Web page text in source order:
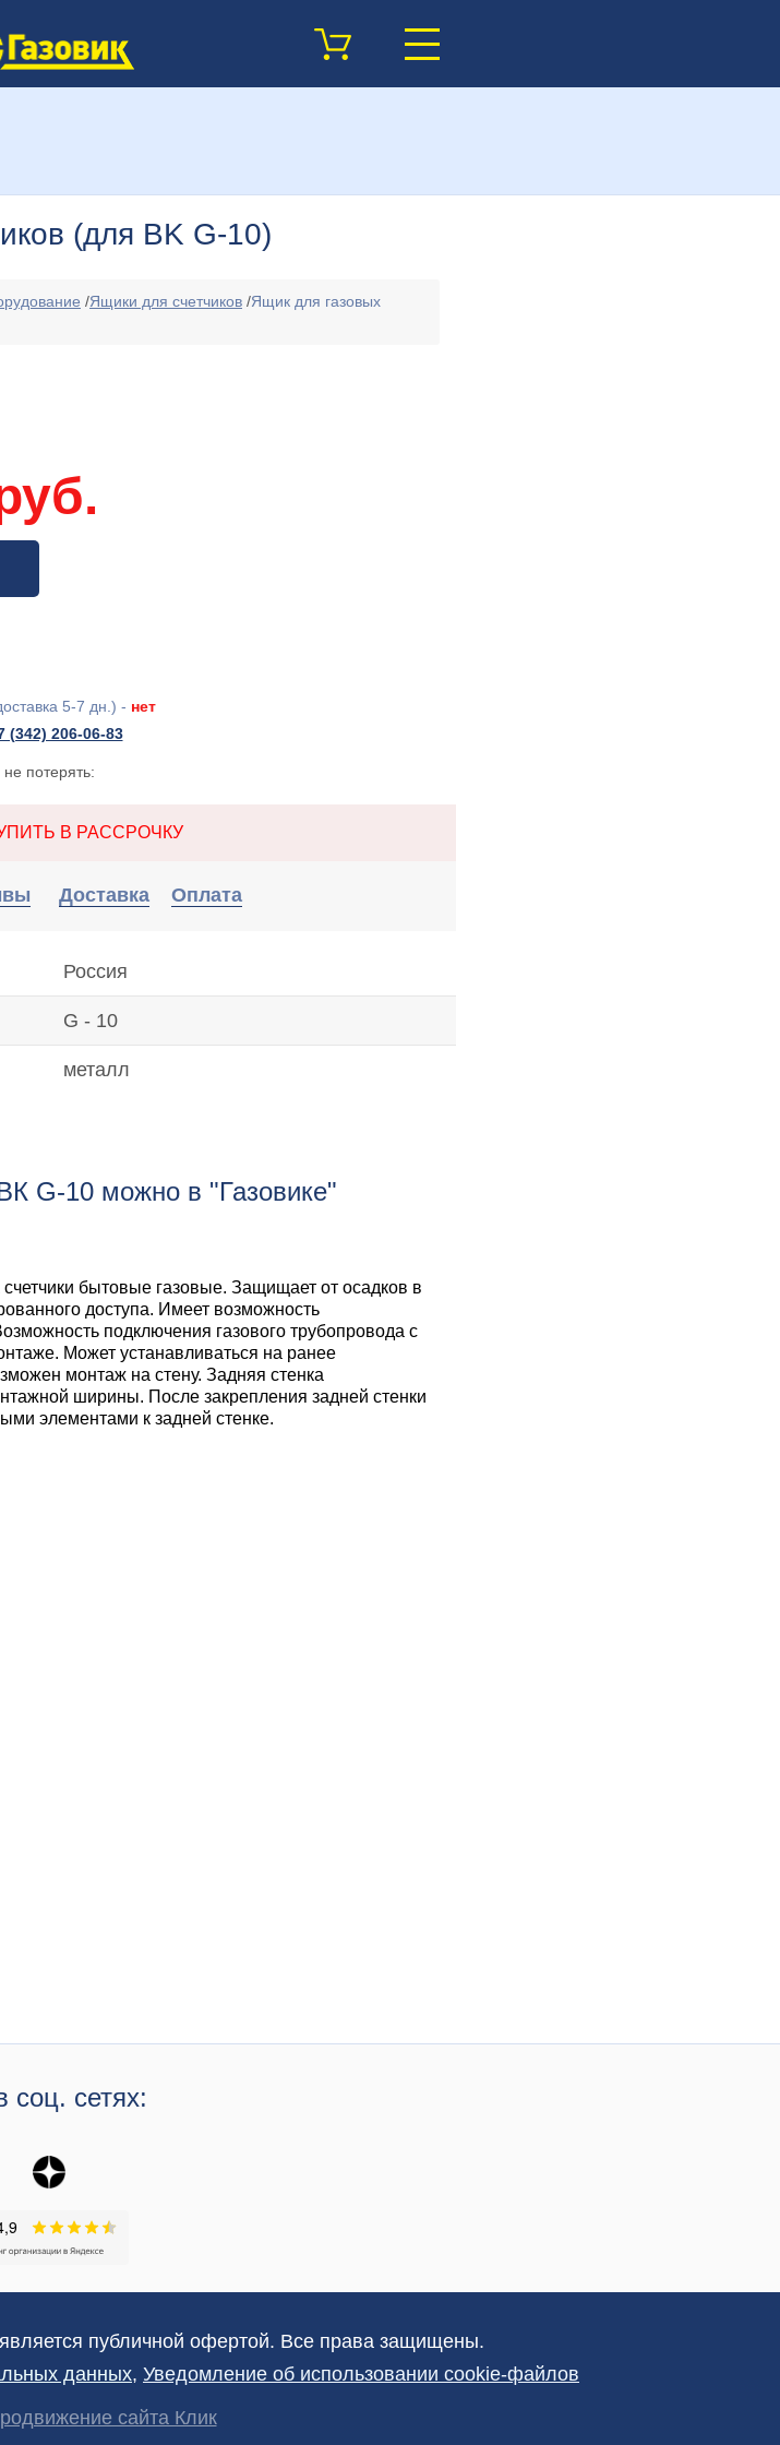
(для BK G-10)
/Ящики для счетчиков /Ящик для газовых
5-7 дн.) - нет
(342) 206-06-83
потерять:
В РАССРОЧКУ
Россия
G - 10
металл
Доставка Оплата
G-10 можно в "Газовике"
бытовые газовые. Защищает от осадков в
доступа. Имеет возможность
подключения газового трубопровода с
Может устанавливаться на ранее
монтаж на стену. Задняя стенка
ширины. После закрепления задней стенки
элементами к задней стенке.
соц. сетях:
публичной офертой. Все права защищены.
данных, Уведомление об использовании cookie-файлов
сайта Клик